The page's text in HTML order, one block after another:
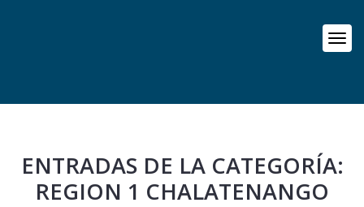
ENTRADAS DE LA CATEGORÍA:
REGION 1 CHALATENANGO